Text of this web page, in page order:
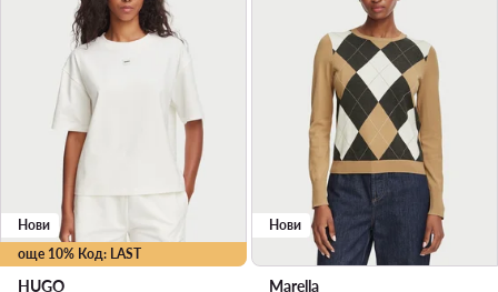
още 10% Код: LAST
Нови
HUGO
Нови
Marella